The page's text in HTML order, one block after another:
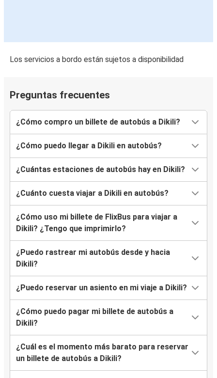
Los servicios a bordo están sujetos a disponibilidad
Preguntas frecuentes
¿Cómo compro un billete de autobús a Dikili?
¿Cómo puedo llegar a Dikili en autobús?
¿Cuántas estaciones de autobús hay en Dikili?
¿Cuánto cuesta viajar a Dikili en autobús?
¿Cómo uso mi billete de FlixBus para viajar a
Dikili? ¿Tengo que imprimirlo?
¿Puedo rastrear mi autobús desde y hacia
Dikili?
¿Puedo reservar un asiento en mi viaje a Dikili?
¿Cómo puedo pagar mi billete de autobús a
Dikili?
¿Cuál es el momento más barato para reservar
un billete de autobús a Dikili?